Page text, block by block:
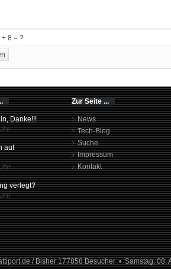
Danke!!!
auf
verlegt?
Zur Seite ...
News
Tech-Blog
Suche
Impressum
Kontakt
/ Bisher 177858 Besucher • Samstag, 08.